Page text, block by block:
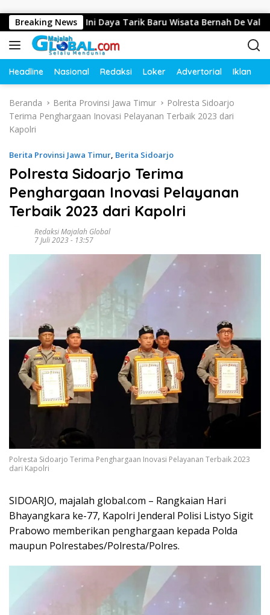
Breaking News
Resort, Ini Daya Tarik Baru Wisata Bernah De Vallei
Headline Nasional Redaksi Loker Advertorial Iklan
Beranda Berita Provinsi Jawa Timur
Polresta Sidoarjo
Terima Penghargaan Inovasi Pelayanan Terbaik 2023 dari
Kapolri
Berita Provinsi Jawa Timur, Berita Sidoarjo
Polresta Sidoarjo Terima
Penghargaan Inovasi Pelayanan
Terbaik 2023 dari Kapolri
Redaksi Majalah Global
7 Juli 2023 - 13:57
Polresta Sidoarjo Terima Penghargaan Inovasi Pelayanan Terbaik 2023
dari Kapolri
SIDOARJO, majalah global.com – Rangkaian Hari
Bhayangkara ke-77, Kapolri Jenderal Polisi Listyo Sigit
Prabowo memberikan penghargaan kepada Polda
maupun Polrestabes/Polresta/Polres.